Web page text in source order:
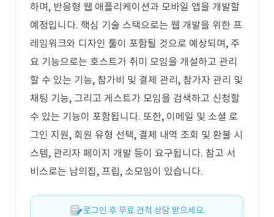
하며, 반응형 웹 애플리케이션과 모바일 앱을 개발할
예정입니다. 핵심 기술 스택으로는 웹 개발을 위한 프
레임워크와 디자인 툴이 포함될 것으로 예상되며, 주
요 기능으로는 호스트가 취미 모임을 개설하고 관리
할 수 있는 기능, 참가비 및 결제 관리, 참가자 관리 및
채팅 기능, 그리고 게스트가 모임을 검색하고 신청할
수 있는 기능이 포함됩니다. 또한, 이메일 및 소셜 로
그인 지원, 회원 유형 선택, 결제 내역 조회 및 환불 시
스템, 관리자 페이지 개발 등이 요구됩니다. 참고 서
비스로는 남의집, 프립, 소모임이 있습니다.
로그인 후 무료 견적 상담 받으세요.